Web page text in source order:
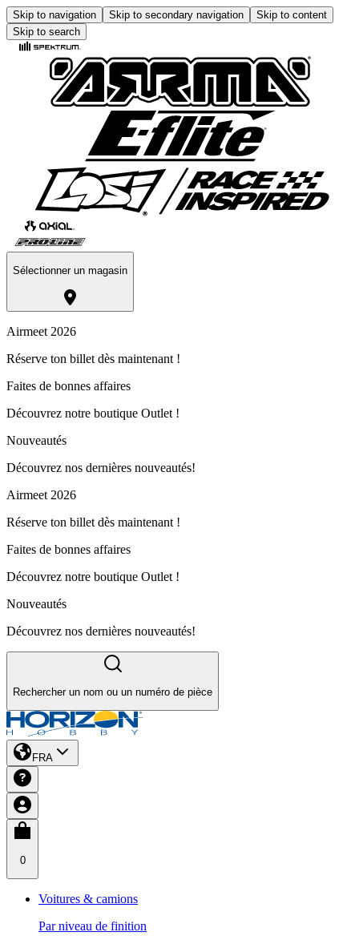
Skip to navigation Skip to secondary navigation
Skip to content
Skip to search
Sélectionner un magasin
Airmeet 2026
Réserve ton billet dès maintenant !
Faites de bonnes affaires
Découvrez notre boutique Outlet !
Nouveautés
Découvrez nos dernières nouveautés!
Airmeet 2026
Réserve ton billet dès maintenant !
Faites de bonnes affaires
Découvrez notre boutique Outlet !
Nouveautés
Découvrez nos dernières nouveautés!
Rechercher un nom ou un numéro de pièce
FRA
0
Voitures & camions
Par niveau de finition